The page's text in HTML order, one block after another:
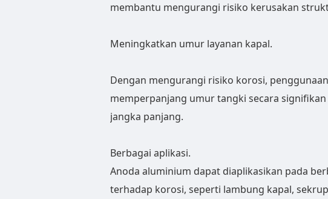
membantu mengurangi risiko kerusakan
Meningkatkan umur layanan kapal.
Dengan mengurangi risiko korosi, penggunaan
memperpanjang umur tangki secara
jangka panjang.
Berbagai aplikasi.
Anoda aluminium dapat diaplikasikan pada
terhadap korosi, seperti lambung kapal,